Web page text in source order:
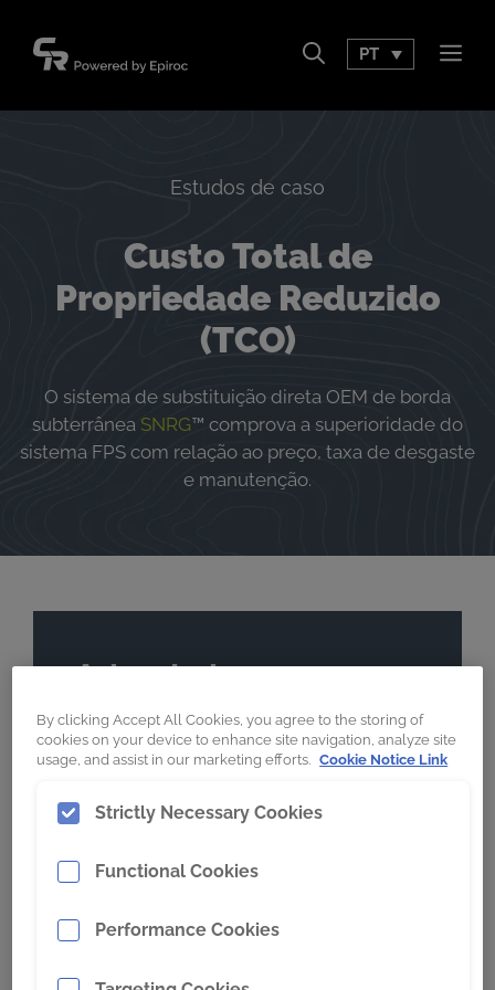
para
PT
Estudos de caso
Custo Total de
Propriedade Reduzido
(TCO)
O sistema de substituição direta OEM de borda
subterrânea SNRG™ comprova a superioridade do
sistema FPS com relação ao preço, taxa de desgaste
e manutenção.
Antecedentes
Localização
Austrália Ocidental
Commodity
Ouro
Máquina
By clicking Accept All Cookies, you agree to the storing of
cookies on your device to enhance site navigation, analyze site
usage, and assist in our marketing efforts. Cookie Notice Link
Strictly Necessary Cookies
Functional Cookies
Performance Cookies